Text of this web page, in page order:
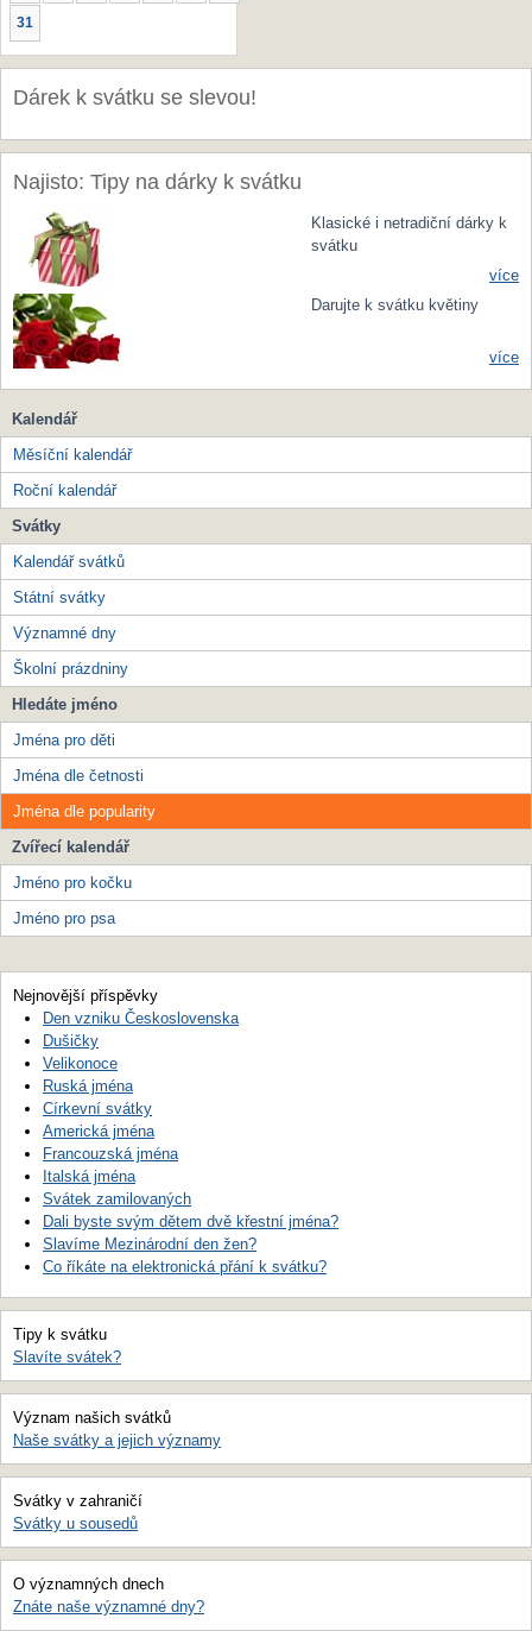
31
Dárek k svátku se slevou!
Najisto: Tipy na dárky k svátku
Klasické i netradiční dárky k
svátku
více
Darujte k svátku květiny
více
Kalendář
Měsíční kalendář
Roční kalendář
Svátky
Kalendář svátků
Státní svátky
Významné dny
Školní prázdniny
Hledáte jméno
Jména pro děti
Jména dle četnosti
Jména dle popularity
Zvířecí kalendář
Jméno pro kočku
Jméno pro psa
Nejnovější příspěvky
Den vzniku Československa
Dušičky
Velikonoce
Ruská jména
Církevní svátky
Americká jména
Francouzská jména
Italská jména
Svátek zamilovaných
Dali byste svým dětem dvě křestní jména?
Slavíme Mezinárodní den žen?
Co říkáte na elektronická přání k svátku?
Tipy k svátku
Slavíte svátek?
Význam našich svátků
Naše svátky a jejich významy
Svátky v zahraničí
Svátky u sousedů
O významných dnech
Znáte naše významné dny?